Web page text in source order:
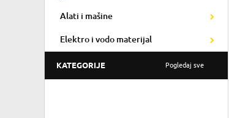
Alati i mašine
Elektro i vodo materijal
KATEGORIJE Pogledaj sve